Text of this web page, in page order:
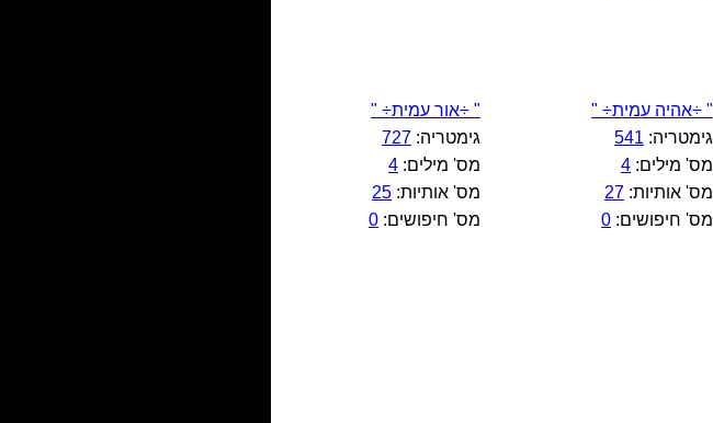
" ÷אהיה עמית÷ "
גימטריה: 541
מס' מילים: 4
מס' אותיות: 27
מס' חיפושים: 0
" ÷אור עמית÷ "
גימטריה: 727
מס' מילים: 4
מס' אותיות: 25
מס' חיפושים: 0